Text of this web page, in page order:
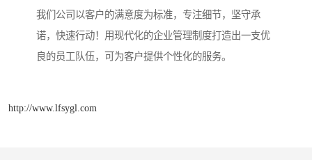
我们公司以客户的满意度为标准，专注细节，坚守承
诺，快速行动！用现代化的企业管理制度打造出一支优
良的员工队伍，可为客户提供个性化的服务。
http://www.lfsygl.com